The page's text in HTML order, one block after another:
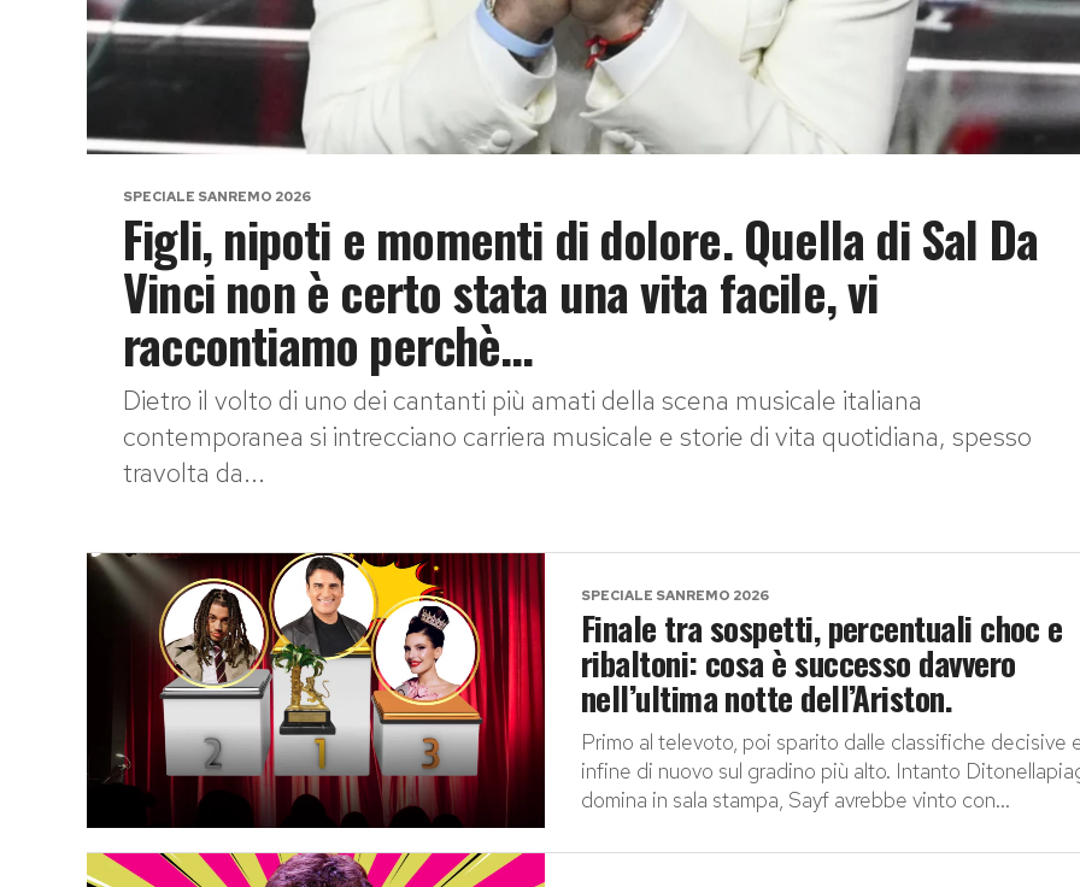
SPECIALE SANREMO 2026
Figli, nipoti e momenti di dolore. Quella di Sal Da
Vinci non è certo stata una vita facile, vi
raccontiamo perchè…
Dietro il volto di uno dei cantanti più amati della scena musicale italiana
contemporanea si intrecciano carriera musicale e storie di vita quotidiana, spesso
travolta da...
SPECIALE SANREMO 2026
Finale tra sospetti, percentuali choc e
ribaltoni: cosa è successo davvero
nell’ultima notte dell’Ariston.
Primo al televoto, poi sparito dalle classifiche decisive
infine di nuovo sul gradino più alto. Intanto
domina in sala stampa, Sayf avrebbe vinto con...